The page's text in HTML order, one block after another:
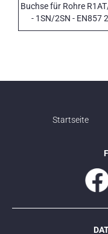
Buchse für Rohre
- 1SN/2SN - EN857
Startseite